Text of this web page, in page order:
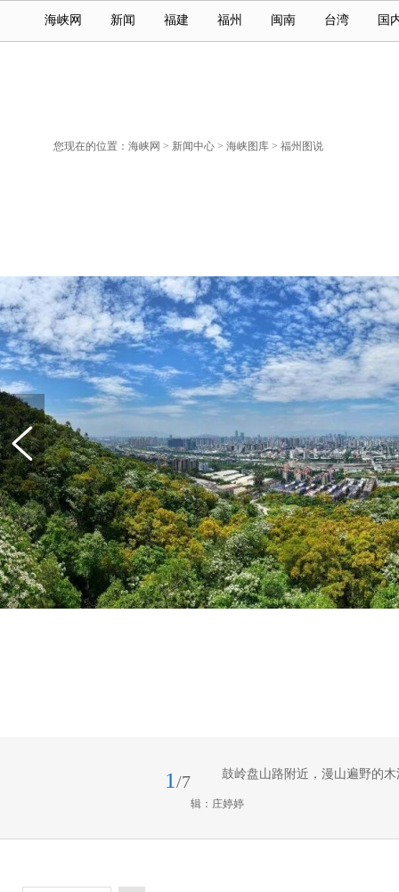
海峡网 新闻 福建 福州 闽南 台湾 国
您现在的位置： 海峡网 > 新闻中心 > 海峡图库 > 福州图说
1 /7 鼓岭盘山路附近，漫山遍野的
辑：庄婷婷